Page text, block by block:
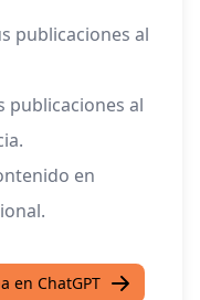
publicaciones al
publicaciones al
en
en ChatGPT